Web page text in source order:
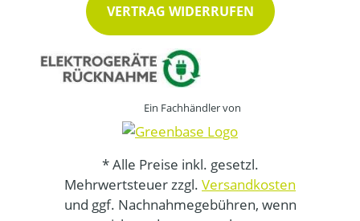
VERTRAG WIDERRUFEN
Ein Fachhändler von
* Alle Preise inkl. gesetzl.
Mehrwertsteuer zzgl. Versandkosten
und ggf. Nachnahmegebühren, wenn